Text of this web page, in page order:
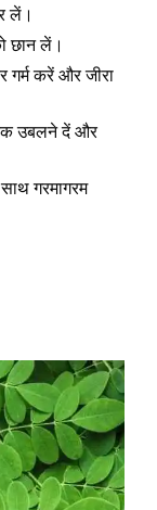
लें।
छान लें।
गर्म करें और जीरा
उबलने दें और
गरमागरम